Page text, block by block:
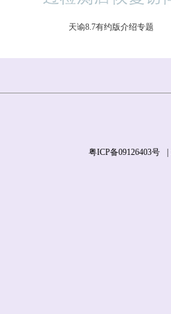
天谕8.7有约版介绍专题
粤ICP备09126403号